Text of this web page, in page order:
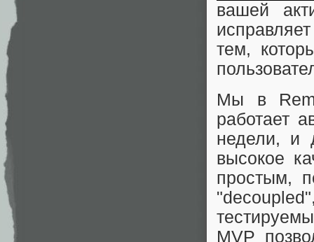
вашей
тем,
Мы в
работает
недели, и
высокое
простым,
MVP